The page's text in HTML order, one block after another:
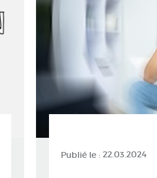
Publié le :22.03.2024